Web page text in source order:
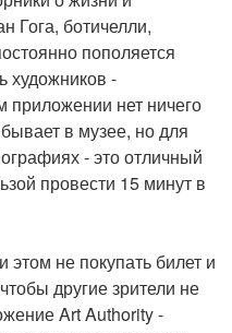
Гога, ботичелли,
пополяется
художников -
нет ничего
в музее, но для
- это отличный
провести 15 минут в
этом не покупать билет и
другие зрители не
Art Authority -